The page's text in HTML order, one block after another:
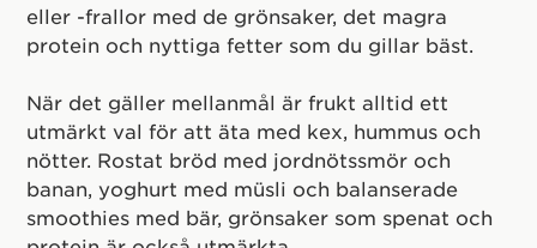
eller -frallor med de grönsaker, det magra
protein och nyttiga fetter som du gillar bäst.
När det gäller mellanmål är frukt alltid ett
utmärkt val för att äta med kex, hummus och
nötter. Rostat bröd med jordnötssmör och
banan, yoghurt med müsli och balanserade
smoothies med bär, grönsaker som spenat och